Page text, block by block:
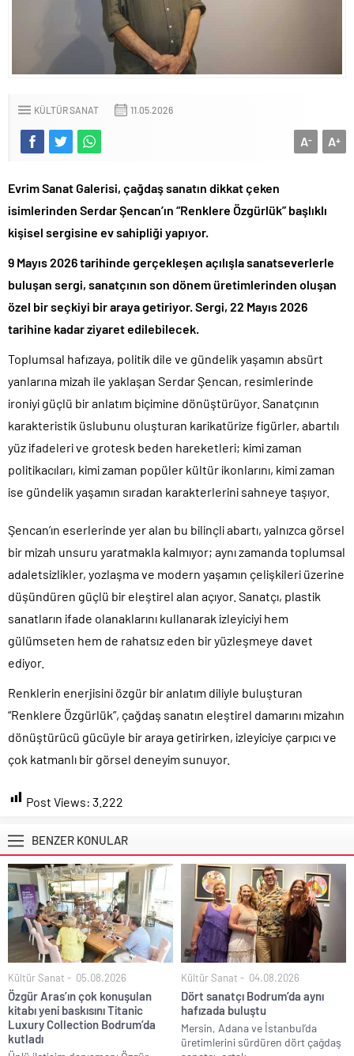
KÜLTÜR SANAT 11.05.2026
A+
A-
Evrim Sanat Galerisi, çağdaş sanatın dikkat çeken
isimlerinden Serdar Şencan’ın “Renklere Özgürlük” başlıklı
kişisel sergisine ev sahipliği yapıyor.
9 Mayıs 2026 tarihinde gerçekleşen açılışla sanatseverlerle
buluşan sergi, sanatçının son dönem üretimlerinden oluşan
özel bir seçkiyi bir araya getiriyor. Sergi, 22 Mayıs 2026
tarihine kadar ziyaret edilebilecek.
Toplumsal hafızaya, politik dile ve gündelik yaşamın absürt
yanlarına mizah ile yaklaşan Serdar Şencan, resimlerinde
ironiyi güçlü bir anlatım biçimine dönüştürüyor. Sanatçının
karakteristik üslubunu oluşturan karikatürize figürler, abartılı
yüz ifadeleri ve grotesk beden hareketleri; kimi zaman
politikacıları, kimi zaman popüler kültür ikonlarını, kimi zaman
ise gündelik yaşamın sıradan karakterlerini sahneye taşıyor.
Şencan’ın eserlerinde yer alan bu bilinçli abartı, yalnızca görsel
bir mizah unsuru yaratmakla kalmıyor; aynı zamanda toplumsal
adaletsizlikler, yozlaşma ve modern yaşamın çelişkileri üzerine
düşündüren güçlü bir eleştirel alan açıyor. Sanatçı, plastik
sanatların ifade olanaklarını kullanarak izleyiciyi hem
gülümseten hem de rahatsız eden bir yüzleşmeye davet
ediyor.
Renklerin enerjisini özgür bir anlatım diliyle buluşturan
“Renklere Özgürlük”, çağdaş sanatın eleştirel damarını mizahın
dönüştürücü gücüyle bir araya getirirken, izleyiciye çarpıcı ve
çok katmanlı bir görsel deneyim sunuyor.
Post Views: 3.222
BENZER KONULAR
Kültür Sanat 05.08.2026
Özgür Aras’ın çok konuşulan
kitabı yeni baskısını Titanic
Luxury Collection Bodrum’da
kutladı
Kültür Sanat 04.08.2026
Dört sanatçı Bodrum’da aynı
hafızada buluştu
Mersin, Adana ve İstanbul’da
üretimlerini sürdüren dört çağdaş